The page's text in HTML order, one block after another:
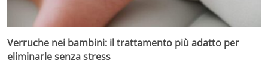
Verruche nei bambini: il trattamento più adatto per
eliminarle senza stress